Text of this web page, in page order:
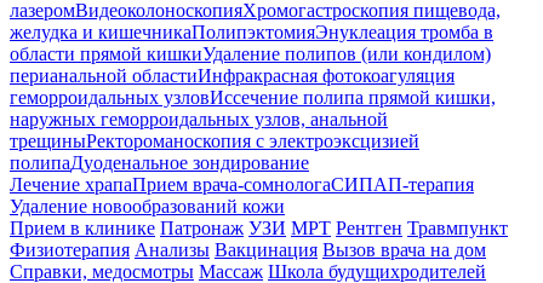
лазеромВидеоколоноскопияХромогастроскопия пищевода,
желудка и кишечникаПолипэктомияЭнуклеация тромба в
области прямой кишкиУдаление полипов (или кондилом)
перианальной областиИнфракрасная фотокоагуляция
геморроидальных узловИссечение полипа прямой кишки,
наружных геморроидальных узлов, анальной
трещиныРектороманоскопия с электроэксцизией
полипаДуоденальное зондирование
Лечение храпаПрием врача-сомнологаСИПАП-терапия
Удаление новообразований кожи
Прием в клинике Патронаж УЗИ МРТ Рентген Травмпункт
Физиотерапия Анализы Вакцинация Вызов врача на дом
Справки, медосмотры Массаж Школа будущихродителей